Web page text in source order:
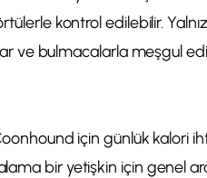
kontrol edilebilir.
ve bulmacalarla meşgul
için günlük kalori
bir yetişkin için genel